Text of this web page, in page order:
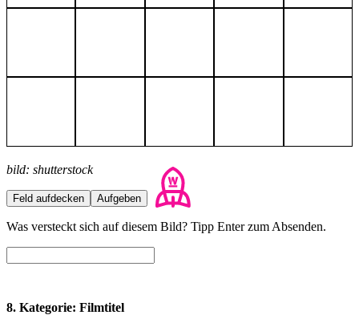
bild: shutterstock
Feld aufdecken Aufgeben
Was versteckt sich auf diesem Bild? Tipp Enter zum Absenden.
8. Kategorie: Filmtitel